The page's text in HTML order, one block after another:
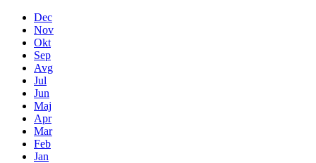
Dec
Nov
Okt
Sep
Avg
Jul
Jun
Maj
Apr
Mar
Feb
Jan